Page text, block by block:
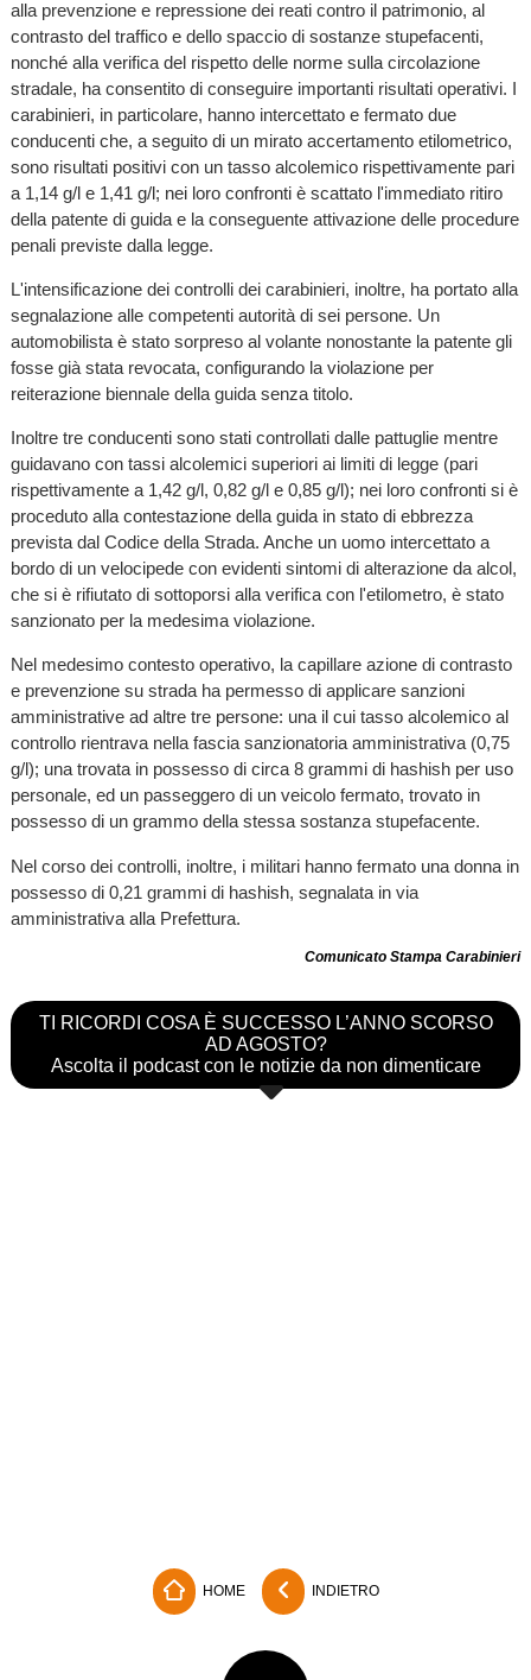
alla prevenzione e repressione dei reati contro il patrimonio, al
contrasto del traffico e dello spaccio di sostanze stupefacenti,
nonché alla verifica del rispetto delle norme sulla circolazione
stradale, ha consentito di conseguire importanti risultati operativi. I
carabinieri, in particolare, hanno intercettato e fermato due
conducenti che, a seguito di un mirato accertamento etilometrico,
sono risultati positivi con un tasso alcolemico rispettivamente pari
a 1,14 g/l e 1,41 g/l; nei loro confronti è scattato l'immediato ritiro
della patente di guida e la conseguente attivazione delle procedure
penali previste dalla legge.
L'intensificazione dei controlli dei carabinieri, inoltre, ha portato alla
segnalazione alle competenti autorità di sei persone. Un
automobilista è stato sorpreso al volante nonostante la patente gli
fosse già stata revocata, configurando la violazione per
reiterazione biennale della guida senza titolo.
Inoltre tre conducenti sono stati controllati dalle pattuglie mentre
guidavano con tassi alcolemici superiori ai limiti di legge (pari
rispettivamente a 1,42 g/l, 0,82 g/l e 0,85 g/l); nei loro confronti si è
proceduto alla contestazione della guida in stato di ebbrezza
prevista dal Codice della Strada. Anche un uomo intercettato a
bordo di un velocipede con evidenti sintomi di alterazione da alcol,
che si è rifiutato di sottoporsi alla verifica con l'etilometro, è stato
sanzionato per la medesima violazione.
Nel medesimo contesto operativo, la capillare azione di contrasto
e prevenzione su strada ha permesso di applicare sanzioni
amministrative ad altre tre persone: una il cui tasso alcolemico al
controllo rientrava nella fascia sanzionatoria amministrativa (0,75
g/l); una trovata in possesso di circa 8 grammi di hashish per uso
personale, ed un passeggero di un veicolo fermato, trovato in
possesso di un grammo della stessa sostanza stupefacente.
Nel corso dei controlli, inoltre, i militari hanno fermato una donna in
possesso di 0,21 grammi di hashish, segnalata in via
amministrativa alla Prefettura.
Comunicato Stampa Carabinieri
TI RICORDI COSA È SUCCESSO L’ANNO SCORSO
AD AGOSTO?
Ascolta il podcast con le notizie da non dimenticare
HOME INDIETRO